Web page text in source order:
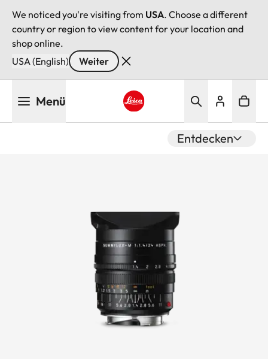
We noticed you're visiting from USA. Choose a different
country or region to view content for your location and
shop online.
USA (English)
Weiter
Menü
Entdecken